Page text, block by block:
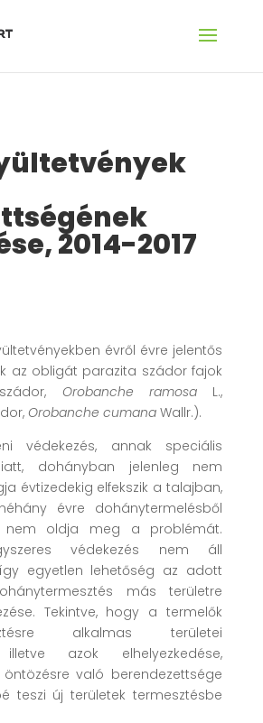
2014-2017
évről évre jelentős
az obligát parazita szádor fajok
Orobanche ramosaL.,
Orobanche cumanaWallr.).
védekezés, annak speciális
dohányban jelenleg nem
évtizedekig elfekszik a talajban,
évre dohánytermelésből
nem oldja meg a problémát.
védekezés nem áll
így egyetlen lehetőség az adott
más területre
Tekintve, hogy a termelők
alkalmas területei
illetve azok elhelyezkedése,
öntözésre való berendezettsége
teszi új területek termesztésbe